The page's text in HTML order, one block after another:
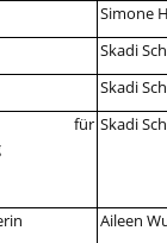
Simone
Skadi
Skadi
für Skadi
Aileen